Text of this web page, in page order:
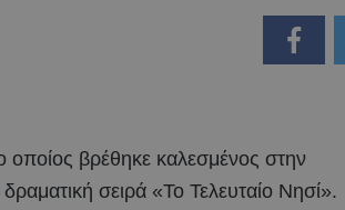
οποίος βρέθηκε καλεσμένος στην
σειρά «Το Τελευταίο Νησί».